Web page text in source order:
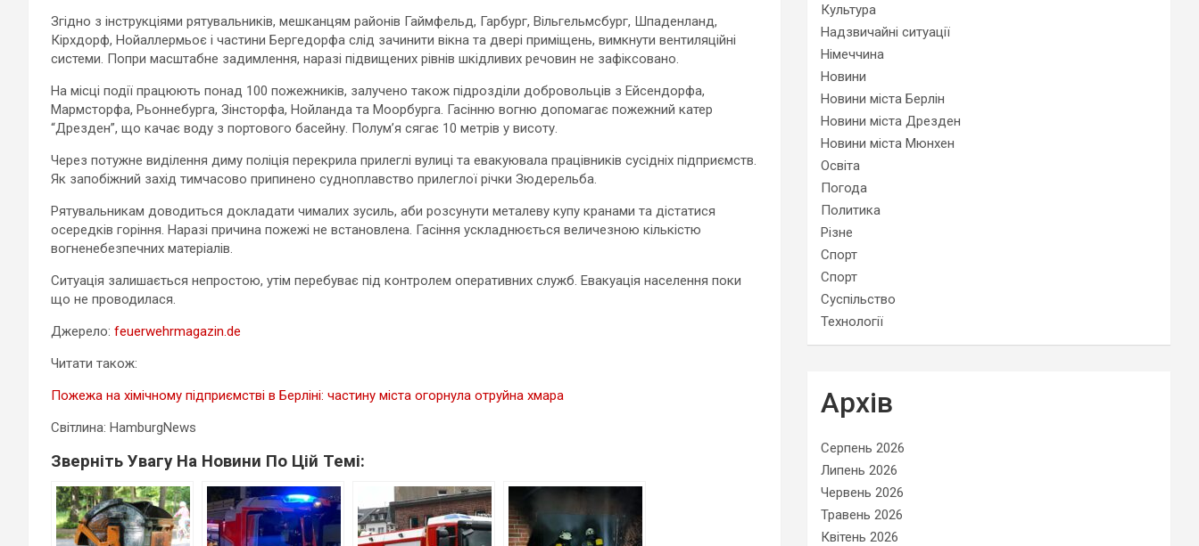
Згідно з інструкціями рятувальників, мешканцям районів Гаймфельд, Гарбург, Вільгельмсбург, Шпаденланд,
Кірхдорф, Нойаллермьоє і частини Бергедорфа слід зачинити вікна та двері приміщень, вимкнути вентиляційні
системи. Попри масштабне задимлення, наразі підвищених рівнів шкідливих речовин не зафіксовано.
На місці події працюють понад 100 пожежників, залучено також підрозділи добровольців з Ейсендорфа,
Мармсторфа, Рьоннебурга, Зінсторфа, Нойланда та Моорбурга. Гасінню вогню допомагає пожежний катер
“Дрезден”, що качає воду з портового басейну. Полум’я сягає 10 метрів у висоту.
Через потужне виділення диму поліція перекрила прилеглі вулиці та евакуювала працівників сусідніх підприємств.
Як запобіжний захід тимчасово припинено судноплавство прилеглої річки Зюдерельба.
Рятувальникам доводиться докладати чималих зусиль, аби розсунути металеву купу кранами та дістатися
осередків горіння. Наразі причина пожежі не встановлена. Гасіння ускладнюється величезною кількістю
вогненебезпечних матеріалів.
Ситуація залишається непростою, утім перебуває під контролем оперативних служб. Евакуація населення поки
що не проводилася.
Джерело: feuerwehrmagazin.de
Читати також:
Пожежа на хімічному підприємстві в Берліні: частину міста огорнула отруйна хмара
Світлина: HamburgNews
Зверніть Увагу На Новини По Цій Темі:
Культура
Надзвичайні ситуації
Німеччина
Новини
Новини міста Берлін
Новини міста Дрезден
Новини міста Мюнхен
Освіта
Погода
Политика
Різне
Спорт
Спорт
Суспільство
Технології
Архів
Серпень 2026
Липень 2026
Червень 2026
Травень 2026
Квітень 2026